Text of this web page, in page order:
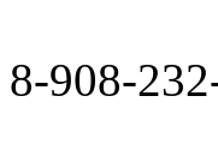
8-908-